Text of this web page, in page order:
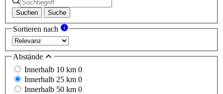
Suchen Suche
Sortieren nach
Abstände
Innerhalb 10 km 0
Innerhalb 25 km 0
Innerhalb 50 km 0